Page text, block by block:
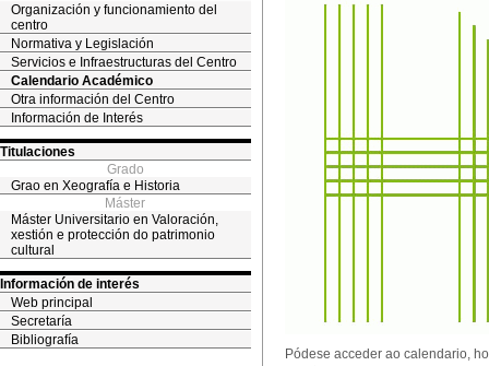
Organización y funcionamiento del
centro
Normativa y Legislación
Servicios e Infraestructuras del Centro
Calendario Académico
Otra información del Centro
Información de Interés
Titulaciones
Grado
Grao en Xeografía e Historia
Máster
Máster Universitario en Valoración,
xestión e protección do patrimonio
cultural
Información de interés
Web principal
Secretaría
Bibliografía
Pódese acceder ao calendario,